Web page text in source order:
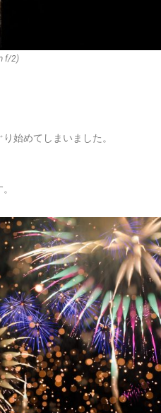
f/2)
始めてしまいました。